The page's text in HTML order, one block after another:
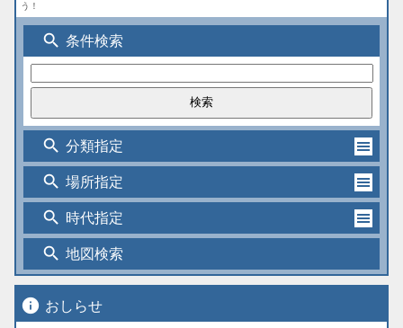
う！
search 条件検索
search 分類指定
search 場所指定
search 時代指定
search 地図検索
info おしらせ